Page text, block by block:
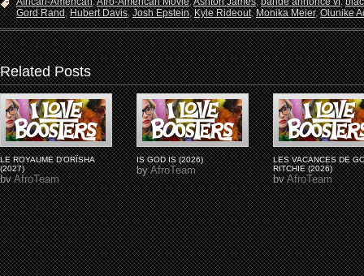
Gord Rand,Hubert Davis,Josh Epstein,Kyle Rideout,Monika Meier,Olunike
Related Posts
LE ROYAUME D'ORÏSHA
(2027)
byAfroTeam
IS GOD IS (2026)
byAfroTeam
LES VACANCES DE
RITCHIE (2026)
byAfroTeam